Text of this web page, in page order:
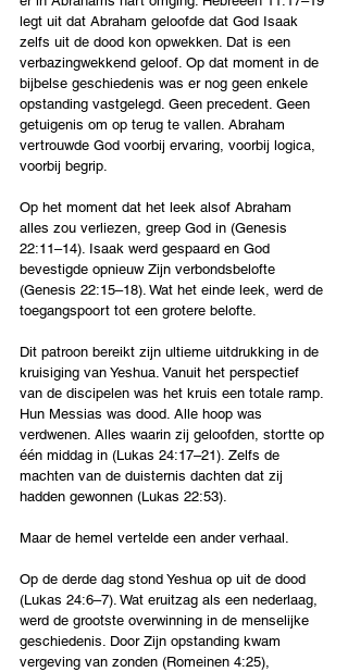
legt uit dat Abraham geloofde dat God Isaak
zelfs uit de dood kon opwekken. Dat is een
verbazingwekkend geloof. Op dat moment in de
bijbelse geschiedenis was er nog geen enkele
opstanding vastgelegd. Geen precedent. Geen
getuigenis om op terug te vallen. Abraham
vertrouwde God voorbij ervaring, voorbij logica,
voorbij begrip.
Op het moment dat het leek alsof Abraham
alles zou verliezen, greep God in (Genesis
22:11–14). Isaak werd gespaard en God
bevestigde opnieuw Zijn verbondsbelofte
(Genesis 22:15–18). Wat het einde leek, werd de
toegangspoort tot een grotere belofte.
Dit patroon bereikt zijn ultieme uitdrukking in de
kruisiging van Yeshua. Vanuit het perspectief
van de discipelen was het kruis een totale ramp.
Hun Messias was dood. Alle hoop was
verdwenen. Alles waarin zij geloofden, stortte op
één middag in (Lukas 24:17–21). Zelfs de
machten van de duisternis dachten dat zij
hadden gewonnen (Lukas 22:53).
Maar de hemel vertelde een ander verhaal.
Op de derde dag stond Yeshua op uit de dood
(Lukas 24:6–7). Wat eruitzag als een nederlaag,
werd de grootste overwinning in de menselijke
geschiedenis. Door Zijn opstanding kwam
vergeving van zonden (Romeinen 4:25),